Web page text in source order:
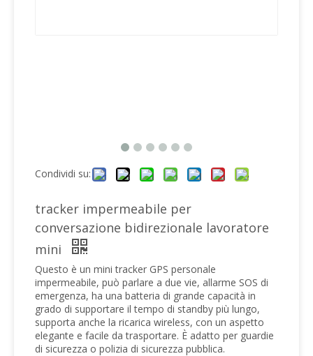
Condividi su:
tracker impermeabile per
conversazione bidirezionale lavoratore
mini
Questo è un mini tracker GPS personale
impermeabile, può parlare a due vie, allarme SOS di
emergenza, ha una batteria di grande capacità in
grado di supportare il tempo di standby più lungo,
supporta anche la ricarica wireless, con un aspetto
elegante e facile da trasportare. È adatto per guardie
di sicurezza o polizia di sicurezza pubblica.